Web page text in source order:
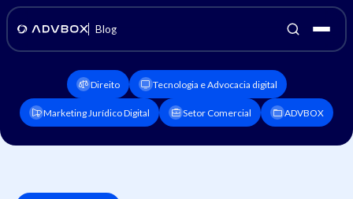
Blog
Direito Tecnologia e Advocacia digital
Marketing Jurídico Digital Setor Comercial ADVBOX